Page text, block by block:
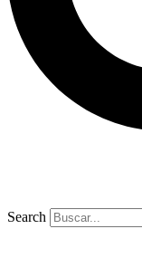
Search